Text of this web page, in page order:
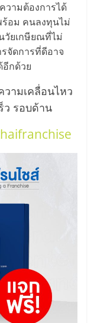
วามต้องการได้
อม คนลงทุนไม่
วัยเกษียณที่ไม่
จัดการที่ดีอาจ
อีกด้วย
ามเคลื่อนไหว
ว รอบด้าน